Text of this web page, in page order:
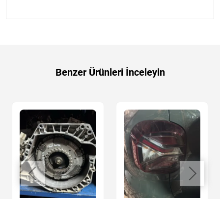
Benzer Ürünleri İnceleyin